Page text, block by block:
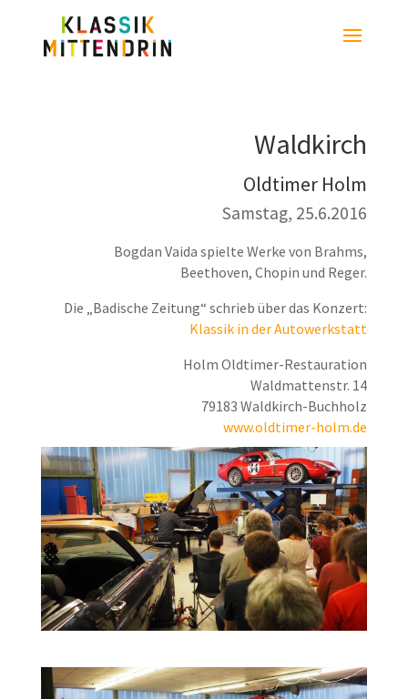
Waldkirch
Oldtimer Holm
Samstag, 25.6.2016
Bogdan Vaida spielte Werke von Brahms,
Beethoven, Chopin und Reger.
Die „Badische Zeitung“ schrieb über das Konzert:
Klassik in der Autowerkstatt
Holm Oldtimer-Restauration
Waldmattenstr. 14
79183 Waldkirch-Buchholz
www.oldtimer-holm.de